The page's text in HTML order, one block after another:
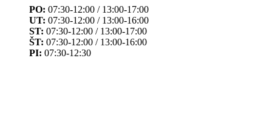
PO: 07:30-12:00 / 13:00-17:00
UT: 07:30-12:00 / 13:00-16:00
ST: 07:30-12:00 / 13:00-17:00
ŠT: 07:30-12:00 / 13:00-16:00
PI: 07:30-12:30